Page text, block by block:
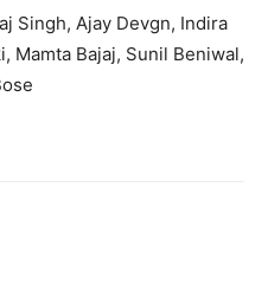
Singh, Ajay Devgn, Indira
Mamta Bajaj, Sunil Beniwal,